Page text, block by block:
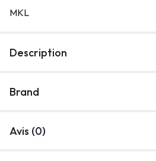
MKL
Description
Brand
Avis (0)